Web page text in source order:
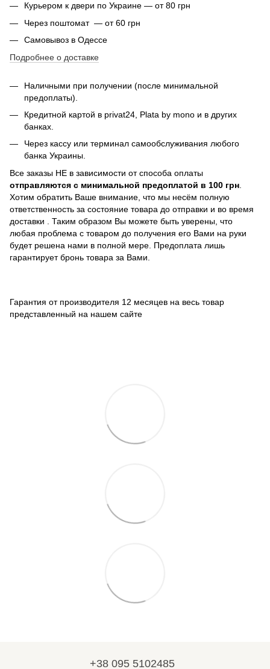
Курьером к двери по Украине — от 80 грн
Через поштомат — от 60 грн
Самовывоз в Одессе
Подробнее о доставке
Наличными при получении (после минимальной
предоплаты).
Кредитной картой в privat24, Plata by mono и в других
банках
Через кассу или терминал самообслуживания любого
банка Украины.
Все заказы НЕ в зависимости от способа оплаты
отправляются с минимальной предоплатой в 100 грн
Хотим обратить Ваше внимание, что мы несём полную
ответственность за состояние товара до отправки и во время
доставки . Таким образом Вы можете быть уверены, что
любая проблема с товаром до получения его Вами на руки
будет решена нами в полной мере. Предоплата лишь
гарантирует бронь товара за Вами.
Гарантия от производителя 12 месяцев на весь товар
представленный на нашем сайте
+38 095 5102485